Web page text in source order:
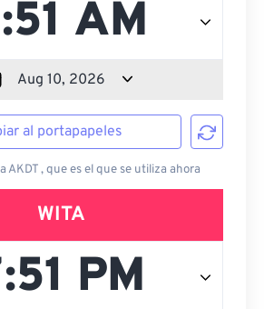
al portapapeles
AKDT , que es el que se utiliza ahora
WITA